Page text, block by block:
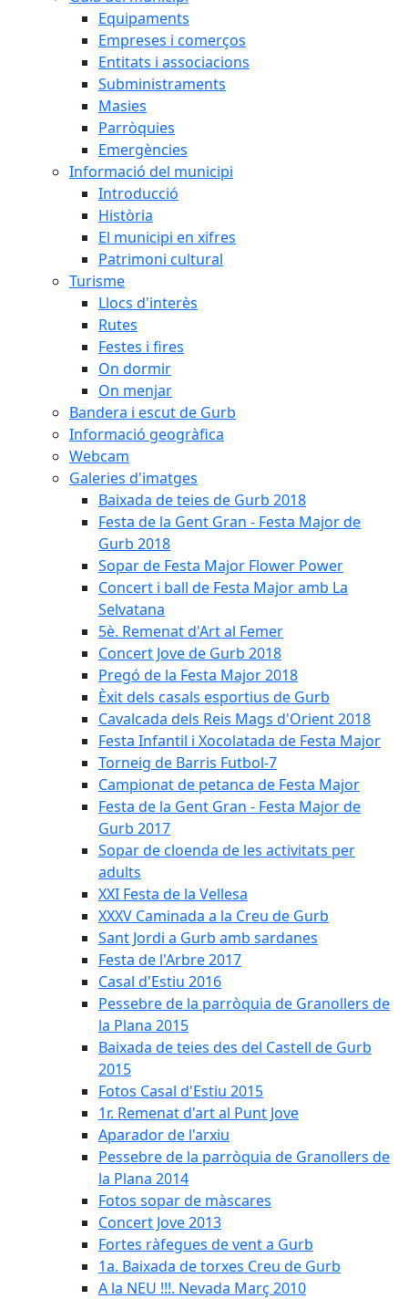
Equipaments
Empreses i comerços
Entitats i associacions
Subministraments
Masies
Parròquies
Emergències
Informació del municipi
Introducció
Història
El municipi en xifres
Patrimoni cultural
Turisme
Llocs d'interès
Rutes
Festes i fires
On dormir
On menjar
Bandera i escut de Gurb
Informació geogràfica
Webcam
Galeries d'imatges
Baixada de teies de Gurb 2018
Festa de la Gent Gran - Festa Major de
Gurb 2018
Sopar de Festa Major Flower Power
Concert i ball de Festa Major amb La
Selvatana
5è. Remenat d'Art al Femer
Concert Jove de Gurb 2018
Pregó de la Festa Major 2018
Èxit dels casals esportius de Gurb
Cavalcada dels Reis Mags d'Orient 2018
Festa Infantil i Xocolatada de Festa Major
Torneig de Barris Futbol-7
Campionat de petanca de Festa Major
Festa de la Gent Gran - Festa Major de
Gurb 2017
Sopar de cloenda de les activitats per
adults
XXI Festa de la Vellesa
XXXV Caminada a la Creu de Gurb
Sant Jordi a Gurb amb sardanes
Festa de l'Arbre 2017
Casal d'Estiu 2016
Pessebre de la parròquia de Granollers de
la Plana 2015
Baixada de teies des del Castell de Gurb
2015
Fotos Casal d'Estiu 2015
1r. Remenat d'art al Punt Jove
Aparador de l'arxiu
Pessebre de la parròquia de Granollers de
la Plana 2014
Fotos sopar de màscares
Concert Jove 2013
Fortes ràfegues de vent a Gurb
1a. Baixada de torxes Creu de Gurb
A la NEU !!!. Nevada Març 2010